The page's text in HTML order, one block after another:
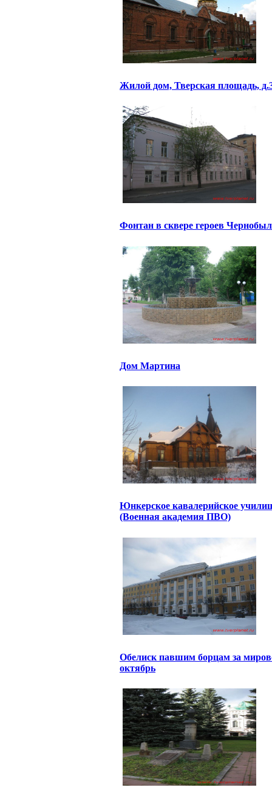
Жилой дом, Тверская площадь,
Фонтан в сквере героев
Дом Мартина
Юнкерское кавалерийское
(Военная академия ПВО)
Обелиск павшим борцам за
октябрь